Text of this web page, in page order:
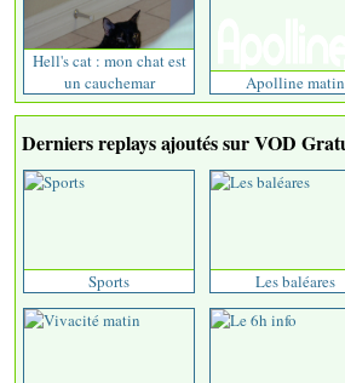
Hell's cat : mon chat est
un cauchemar
Apolline matin
Derniers replays ajoutés sur VOD
Sports Les baléares